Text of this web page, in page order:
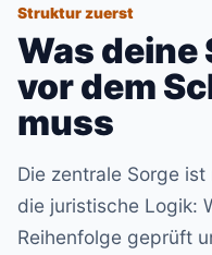
Struktur zuerst
Was deine
vor dem
muss
Die zentrale Sorge
die juristische Logik:
Reihenfolge geprüft